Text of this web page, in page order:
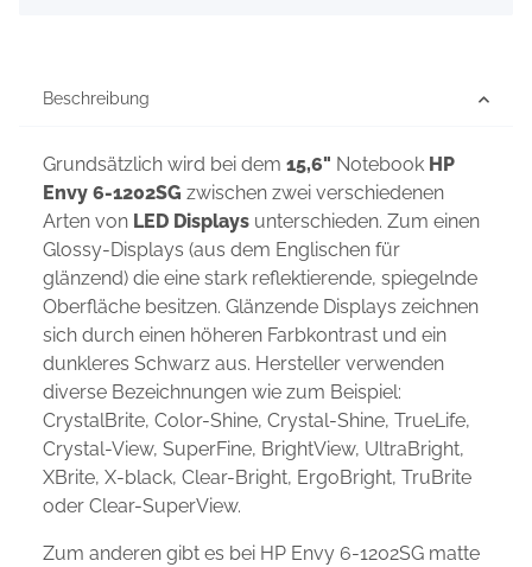
Beschreibung
Grundsätzlich wird bei dem 15,6" Notebook HP
Envy 6-1202SG zwischen zwei verschiedenen
Arten von LED Displays unterschieden. Zum einen
Glossy-Displays (aus dem Englischen für
glänzend) die eine stark reflektierende, spiegelnde
Oberfläche besitzen. Glänzende Displays zeichnen
sich durch einen höheren Farbkontrast und ein
dunkleres Schwarz aus. Hersteller verwenden
diverse Bezeichnungen wie zum Beispiel:
CrystalBrite, Color-Shine, Crystal-Shine, TrueLife,
Crystal-View, SuperFine, BrightView, UltraBright,
XBrite, X-black, Clear-Bright, ErgoBright, TruBrite
oder Clear-SuperView.
Zum anderen gibt es bei HP Envy 6-1202SG matte